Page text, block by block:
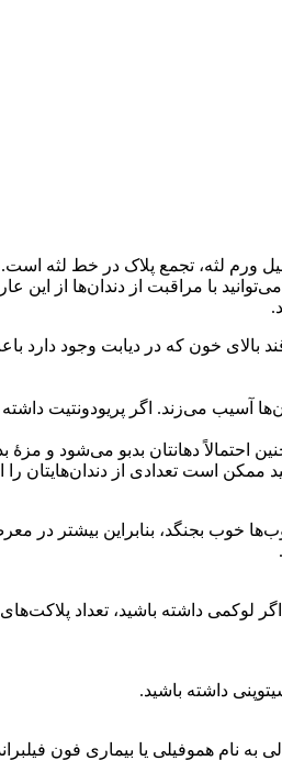
ورم لثه، تجمع پلاک در خط لثه است.
با مراقبت از دندان‌ها از این
بالای خون که در دیابت وجود دارد
آسیب می‌زند. اگر پریودونتیت
احتمالاً دهانتان بدبو می‌شود و
است تعدادی از دندان‌هایتان را
خوب بجنگد، بنابراین بیشتر در
داشته باشید، تعداد پلاکت‌های
داشته باشید.
نام هموفیلی یا بیماری فون